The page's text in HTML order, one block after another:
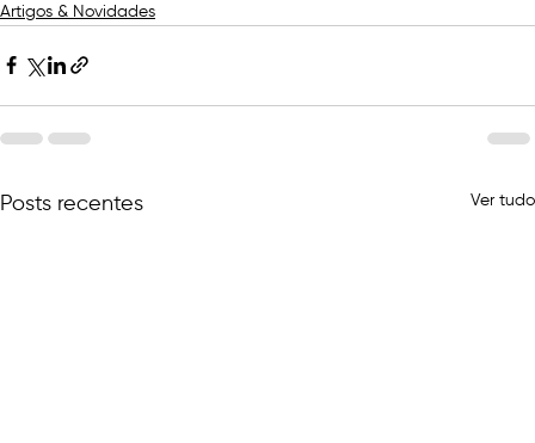
Artigos & Novidades
Posts recentes Ver tudo